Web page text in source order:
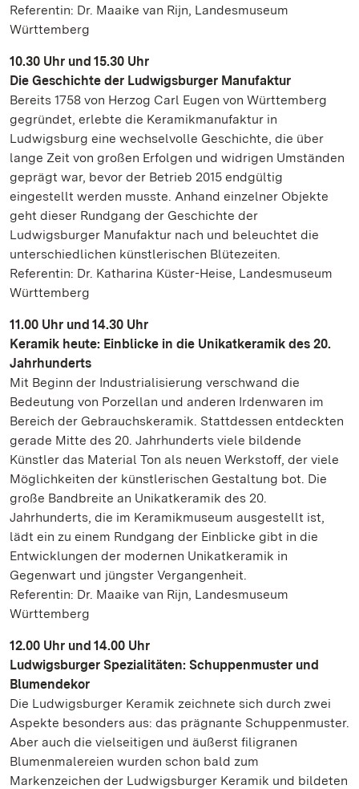
Referentin: Dr. Maaike van Rijn, Landesmuseum
Württemberg
10.30 Uhr und 15.30 Uhr
Die Geschichte der Ludwigsburger Manufaktur
Bereits 1758 von Herzog Carl Eugen von Württemberg
gegründet, erlebte die Keramikmanufaktur in
Ludwigsburg eine wechselvolle Geschichte, die über
lange Zeit von großen Erfolgen und widrigen Umständen
geprägt war, bevor der Betrieb 2015 endgültig
eingestellt werden musste. Anhand einzelner Objekte
geht dieser Rundgang der Geschichte der
Ludwigsburger Manufaktur nach und beleuchtet die
unterschiedlichen künstlerischen Blütezeiten.
Referentin: Dr. Katharina Küster-Heise, Landesmuseum
Württemberg
11.00 Uhr und 14.30 Uhr
Keramik heute: Einblicke in die Unikatkeramik des 20.
Jahrhunderts
Mit Beginn der Industrialisierung verschwand die
Bedeutung von Porzellan und anderen Irdenwaren im
Bereich der Gebrauchskeramik. Stattdessen entdeckten
gerade Mitte des 20. Jahrhunderts viele bildende
Künstler das Material Ton als neuen Werkstoff, der viele
Möglichkeiten der künstlerischen Gestaltung bot. Die
große Bandbreite an Unikatkeramik des 20.
Jahrhunderts, die im Keramikmuseum ausgestellt ist,
lädt ein zu einem Rundgang der Einblicke gibt in die
Entwicklungen der modernen Unikatkeramik in
Gegenwart und jüngster Vergangenheit.
Referentin: Dr. Maaike van Rijn, Landesmuseum
Württemberg
12.00 Uhr und 14.00 Uhr
Ludwigsburger Spezialitäten: Schuppenmuster und
Blumendekor
Die Ludwigsburger Keramik zeichnete sich durch zwei
Aspekte besonders aus: das prägnante Schuppenmuster.
Aber auch die vielseitigen und äußerst filigranen
Blumenmalereien wurden schon bald zum
Markenzeichen der Ludwigsburger Keramik und bildeten